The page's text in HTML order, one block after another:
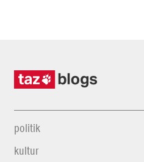
politik
kultur